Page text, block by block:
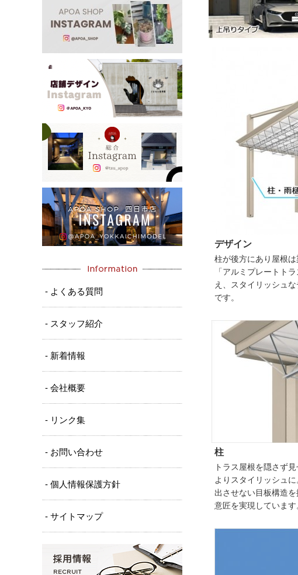
デザイン
柱が後方にあり屋根
「アルミプレートト
え、スタイリッシュ
です。
柱
トラス屋根を隠さず
よりスタイリッシュ
出させない目板構造
意匠を実現しています
- よくある質問
- スタッフ紹介
- 新着情報
- 会社概要
- リンク集
- お問い合わせ
- 個人情報保護方針
- サイトマップ